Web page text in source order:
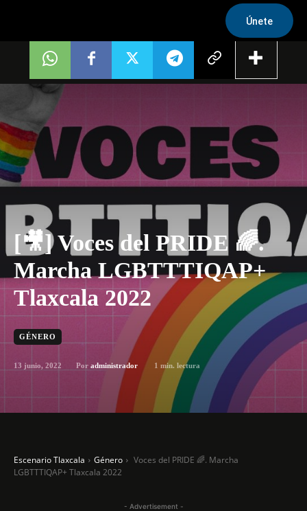
Únete
[🎥] Voces del PRIDE 🌈.
Marcha LGBTTTIQAP+
Tlaxcala 2022
GÉNERO
13 junio, 2022 Por administrador 1 min. lectura
Escenario Tlaxcala Género
Voces del PRIDE 🌈. Marcha
LGBTTTIQAP+ Tlaxcala 2022
- Advertisement -